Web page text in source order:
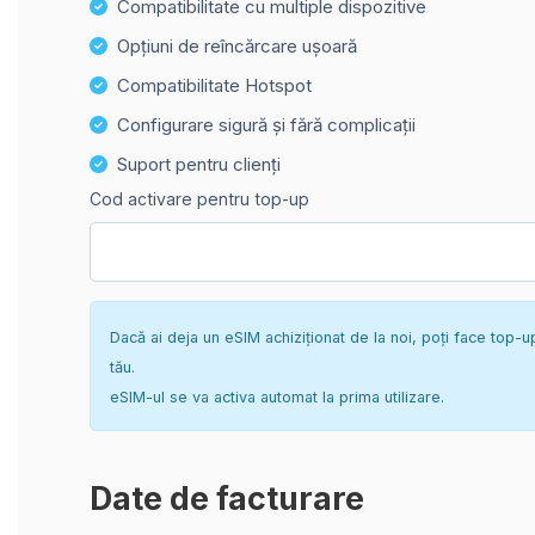
Compatibilitate cu multiple dispozitive
Opțiuni de reîncărcare ușoară
Compatibilitate Hotspot
Configurare sigură și fără complicații
Suport pentru clienți
Cod activare pentru top-up
Dacă ai deja un eSIM achiziționat de la noi, poți face
tău.
eSIM-ul se va activa automat la prima utilizare.
Date de facturare